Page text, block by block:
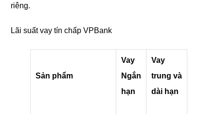
riêng.
Lãi suất vay tín chấp VPBank
Sản phẩm
Vay
Ngắn
hạn
Vay
trung và
dài hạn